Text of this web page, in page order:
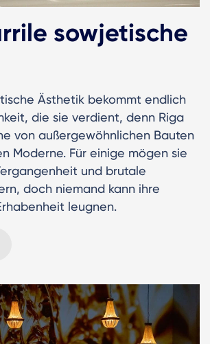
sowjetische
Ästhetik bekommt endlich
die sie verdient, denn Riga
von außergewöhnlichen Bauten
Moderne. Für einige mögen sie
und brutale
doch niemand kann ihre
leugnen.